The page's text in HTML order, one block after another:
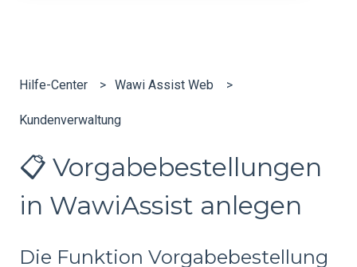
Hilfe-Center Wawi Assist Web
Kundenverwaltung
📋 Vorgabebestellungen
in WawiAssist anlegen
Die Funktion Vorgabebestellung